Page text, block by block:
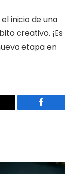
inicio de una
creativo. ¡Es
etapa en
Facebook